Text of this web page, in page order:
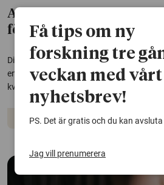
App kan hjälpa kvinnor
förlossningsrädsla
Digitalt stöd kan minska
enligt en studie från Karlstads
kvinnor som redan känner stark oro.
Graviditet Förlossning
Få tips om ny
forskning tre
veckan med vårt
nyhetsbrev!
PS. Det är gratis och du kan
Jag vill prenumerera